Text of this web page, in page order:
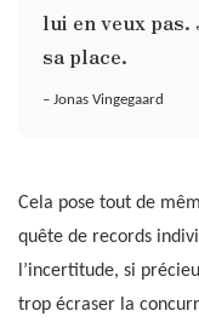
lui en veux pas.
sa place.
– Jonas Vingegaard
Cela pose tout de
quête de records
l’incertitude, si
trop écraser la